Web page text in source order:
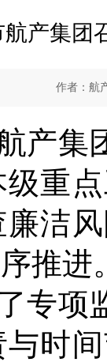
产集团
作者：
产集
重
洁
推进
专项
时